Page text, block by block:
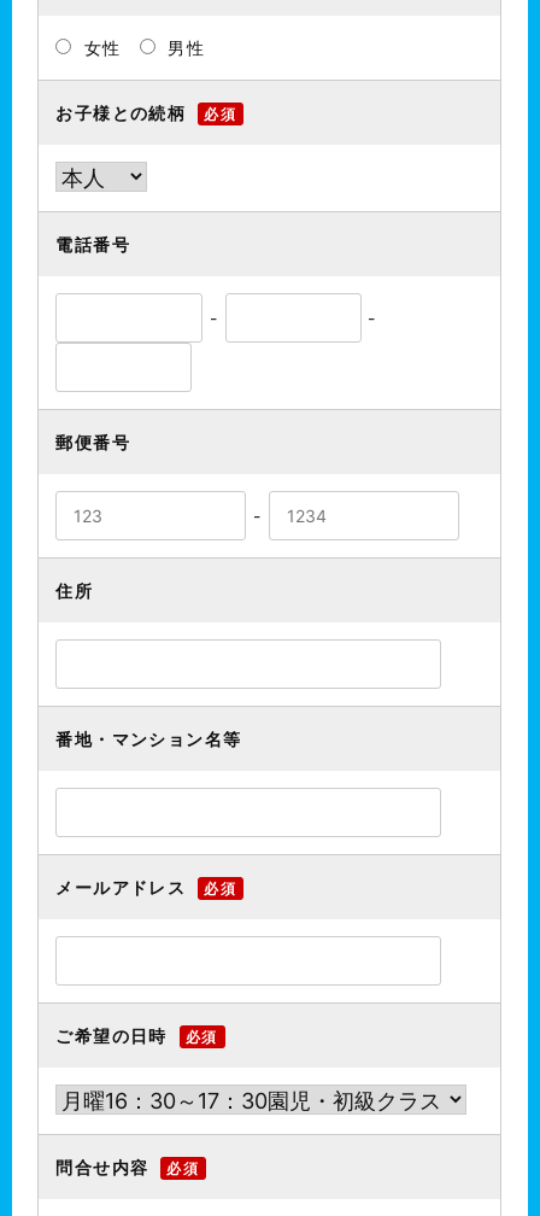
女性 男性
お子様との続柄 必須
電話番号
- -
郵便番号
-
住所
番地・マンション名等
メールアドレス 必須
ご希望の日時 必須
問合せ内容 必須